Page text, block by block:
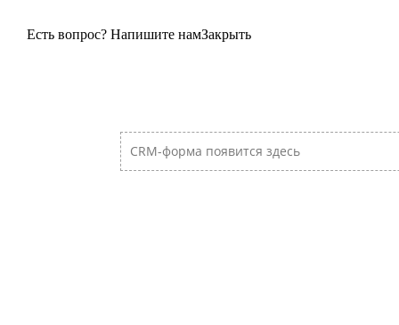
Есть вопрос? Напишите намЗакрыть